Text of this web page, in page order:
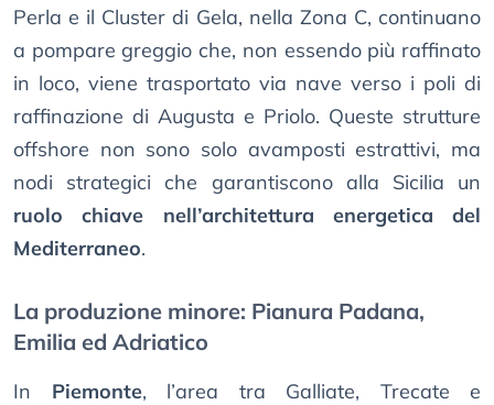
Perla e il Cluster di Gela, nella Zona C, continuano
a pompare greggio che, non essendo più raffinato
in loco, viene trasportato via nave verso i poli di
raffinazione di Augusta e Priolo. Queste strutture
offshore non sono solo avamposti estrattivi, ma
nodi strategici che garantiscono alla Sicilia un
ruolo chiave nell’architettura energetica del
Mediterraneo.
La produzione minore: Pianura Padana,
Emilia ed Adriatico
In Piemonte, l’area tra Galliate, Trecate e